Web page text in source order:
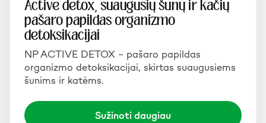
Active detox, suaugusių šunų ir kačių
pašaro papildas organizmo
detoksikacijai
NP ACTIVE DETOX – pašaro papildas
organizmo detoksikacijai, skirtas suaugusiems
šunims ir katėms.
Sužinoti daugiau